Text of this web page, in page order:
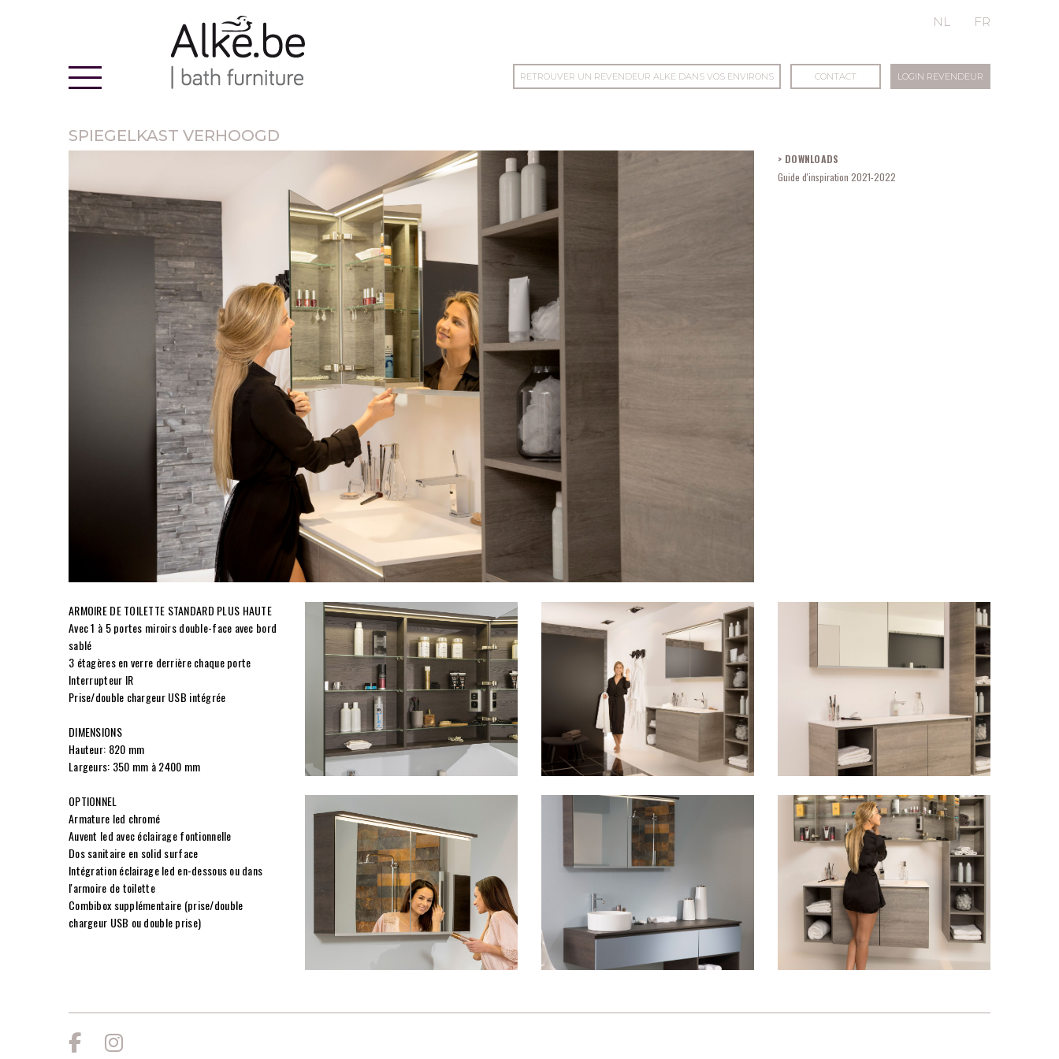
NL FR
RETROUVER UN REVENDEUR ALKE DANS VOS ENVIRONS CONTACT LOGIN REVENDEUR
SPIEGELKAST VERHOOGD
DOWNLOADS
Guide d'inspiration 2021-2022
ARMOIRE DE TOILETTE STANDARD PLUS HAUTE
Avec 1 à 5 portes miroirs double-face avec bord
sablé
3 étagères en verre derrière chaque porte
Interrupteur IR
Prise/double chargeur USB intégrée
DIMENSIONS
Hauteur: 820 mm
Largeurs: 350 mm à 2400 mm
OPTIONNEL
Armature led chromé
Auvent led avec éclairage fontionnelle
Dos sanitaire en solid surface
Intégration éclairage led en-dessous ou dans
l'armoire de toilette
Combibox supplémentaire (prise/double
chargeur USB ou double prise)